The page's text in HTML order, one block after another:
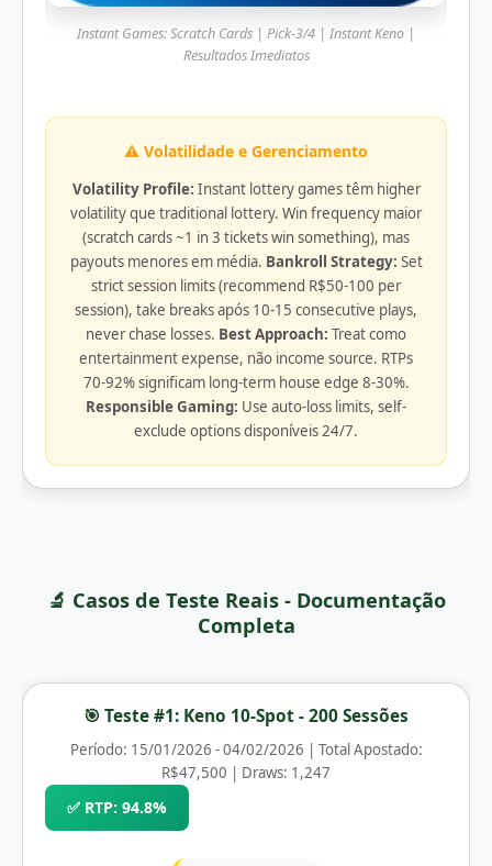
Instant Games: Scratch Cards | Pick-3/4 | Instant Keno |
Resultados Imediatos
⚠️ Volatilidade e Gerenciamento
Volatility Profile: Instant lottery games têm higher
volatility que traditional lottery. Win frequency maior
(scratch cards ~1 in 3 tickets win something), mas
payouts menores em média. Bankroll Strategy: Set
strict session limits (recommend R$50-100 per
session), take breaks após 10-15 consecutive plays,
never chase losses. Best Approach: Treat como
entertainment expense, não income source. RTPs
70-92% significam long-term house edge 8-30%.
Responsible Gaming: Use auto-loss limits, self-
exclude options disponíveis 24/7.
🔬 Casos de Teste Reais - Documentação
Completa
🎯 Teste #1: Keno 10-Spot - 200 Sessões
Período: 15/01/2026 - 04/02/2026 | Total Apostado:
R$47,500 | Draws: 1,247
✅ RTP: 94.8%